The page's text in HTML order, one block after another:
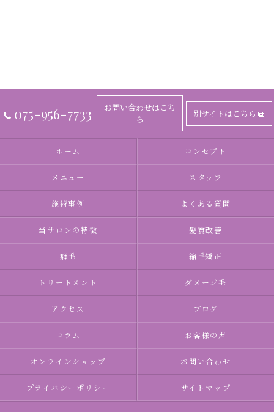
075-956-7733
お問い合わせはこち
ら
別サイトはこちら
ホーム コンセプト
メニュー スタッフ
施術事例 よくある質問
当サロンの特徴 髪質改善
癖毛 縮毛矯正
トリートメント ダメージ毛
アクセス ブログ
コラム お客様の声
オンラインショップ お問い合わせ
プライバシーポリシー サイトマップ